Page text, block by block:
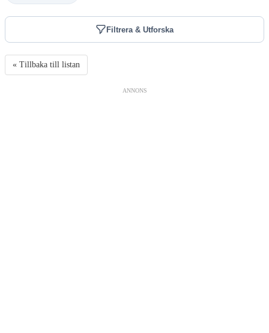
Filtrera & Utforska
« Tillbaka till listan
ANNONS